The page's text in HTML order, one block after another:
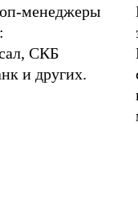
менеджеры
СКБ
и других.